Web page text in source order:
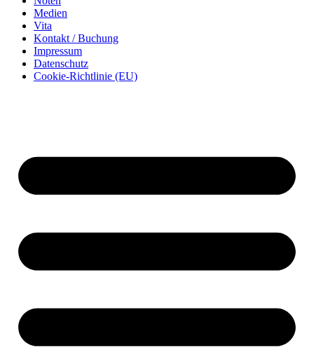
Medien
Vita
Kontakt / Buchung
Impressum
Datenschutz
Cookie-Richtlinie (EU)